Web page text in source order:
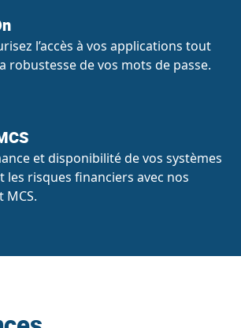
l’accès à vos applications tout
robustesse de vos mots de passe.
et disponibilité de vos systèmes
risques financiers avec nos
MCS.